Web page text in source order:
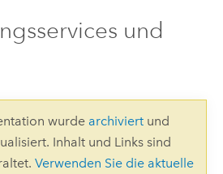
und
wurde archiviertund
Inhalt und Links sind
Verwenden Sie die aktuelle